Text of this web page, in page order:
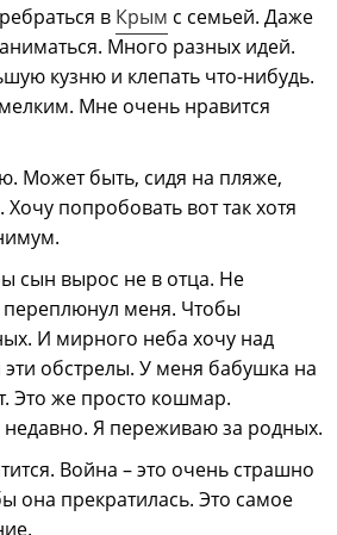
в Крым с семьей. Даже
Много разных идей.
кузню и клепать что-нибудь.
Мне очень нравится
Может быть, сидя на пляже,
попробовать вот так хотя
сын вырос не в отца. Не
меня. Чтобы
И мирного неба хочу над
обстрелы. У меня бабушка на
Это же просто кошмар.
недавно. Я переживаю за родных.
Война – это очень страшно
она прекратилась. Это самое